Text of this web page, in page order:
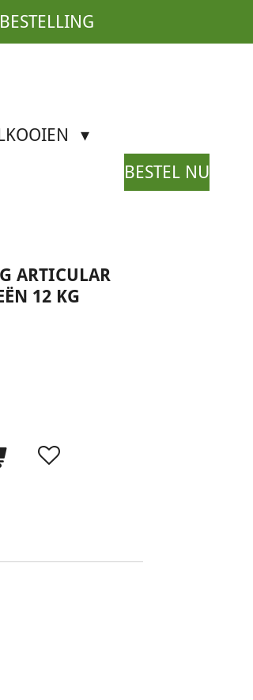
BESTEL NU
ARTICULAR
12 KG